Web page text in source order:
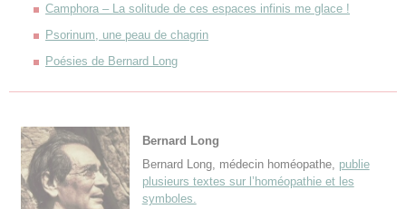
Camphora – La solitude de ces espaces infinis me glace !
Psorinum, une peau de chagrin
Poésies de Bernard Long
Bernard Long
Bernard Long, médecin homéopathe, publie
plusieurs textes sur l’homéopathie et les
symboles.